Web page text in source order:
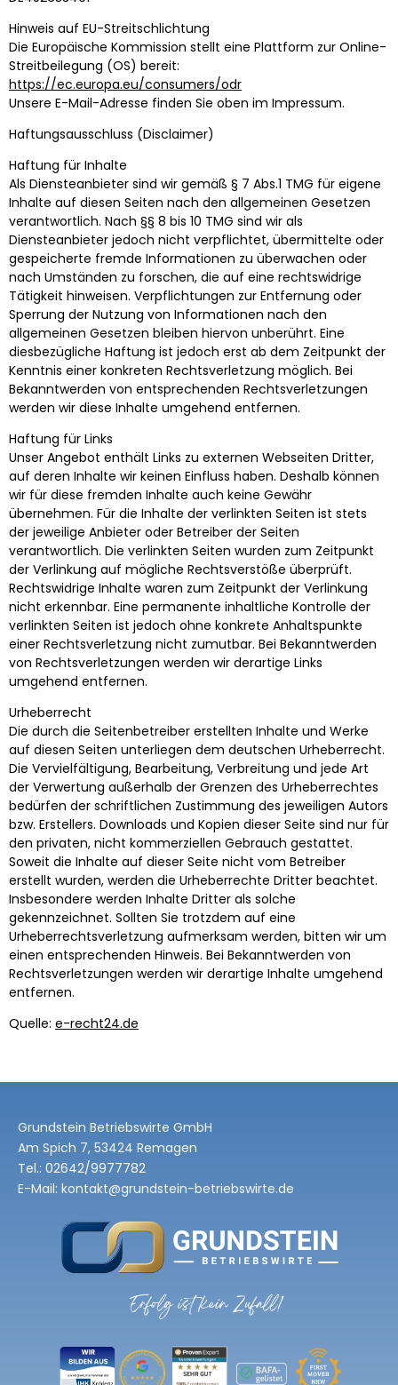
Hinweis auf EU-Streitschlichtung
Die Europäische Kommission stellt eine Plattform zur Online-
Streitbeilegung (OS) bereit:
https://ec.europa.eu/consumers/odr
Unsere E-Mail-Adresse finden Sie oben im Impressum.
Haftungsausschluss (Disclaimer)
Haftung für Inhalte
Als Diensteanbieter sind wir gemäß § 7 Abs.1 TMG für eigene
Inhalte auf diesen Seiten nach den allgemeinen Gesetzen
verantwortlich. Nach §§ 8 bis 10 TMG sind wir als
Diensteanbieter jedoch nicht verpflichtet, übermittelte oder
gespeicherte fremde Informationen zu überwachen oder
nach Umständen zu forschen, die auf eine rechtswidrige
Tätigkeit hinweisen. Verpflichtungen zur Entfernung oder
Sperrung der Nutzung von Informationen nach den
allgemeinen Gesetzen bleiben hiervon unberührt. Eine
diesbezügliche Haftung ist jedoch erst ab dem Zeitpunkt der
Kenntnis einer konkreten Rechtsverletzung möglich. Bei
Bekanntwerden von entsprechenden Rechtsverletzungen
werden wir diese Inhalte umgehend entfernen.
Haftung für Links
Unser Angebot enthält Links zu externen Webseiten Dritter,
auf deren Inhalte wir keinen Einfluss haben. Deshalb können
wir für diese fremden Inhalte auch keine Gewähr
übernehmen. Für die Inhalte der verlinkten Seiten ist stets
der jeweilige Anbieter oder Betreiber der Seiten
verantwortlich. Die verlinkten Seiten wurden zum Zeitpunkt
der Verlinkung auf mögliche Rechtsverstöße überprüft.
Rechtswidrige Inhalte waren zum Zeitpunkt der Verlinkung
nicht erkennbar. Eine permanente inhaltliche Kontrolle der
verlinkten Seiten ist jedoch ohne konkrete Anhaltspunkte
einer Rechtsverletzung nicht zumutbar. Bei Bekanntwerden
von Rechtsverletzungen werden wir derartige Links
umgehend entfernen.
Urheberrecht
Die durch die Seitenbetreiber erstellten Inhalte und Werke
auf diesen Seiten unterliegen dem deutschen Urheberrecht.
Die Vervielfältigung, Bearbeitung, Verbreitung und jede Art
der Verwertung außerhalb der Grenzen des Urheberrechtes
bedürfen der schriftlichen Zustimmung des jeweiligen Autors
bzw. Erstellers. Downloads und Kopien dieser Seite sind nur für
den privaten, nicht kommerziellen Gebrauch gestattet.
Soweit die Inhalte auf dieser Seite nicht vom Betreiber
erstellt wurden, werden die Urheberrechte Dritter beachtet.
Insbesondere werden Inhalte Dritter als solche
gekennzeichnet. Sollten Sie trotzdem auf eine
Urheberrechtsverletzung aufmerksam werden, bitten wir um
einen entsprechenden Hinweis. Bei Bekanntwerden von
Rechtsverletzungen werden wir derartige Inhalte umgehend
entfernen.
Quelle: e-recht24.de
Grundstein Betriebswirte GmbH
Am Spich 7, 53424 Remagen
Tel.: 02642/9977782
E-Mail: kontakt@grundstein-betriebswirte.de